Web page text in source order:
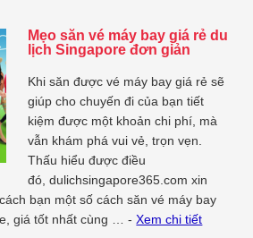
Mẹo săn vé máy bay giá rẻ du
lịch Singapore đơn giản
Khi săn được vé máy bay giá rẻ sẽ
giúp cho chuyến đi của bạn tiết
kiệm được một khoản chi phí, mà
vẫn khám phá vui vẻ, trọn vẹn.
Thấu hiểu được điều
đó, dulichsingapore365.com xin
bạn một số cách săn vé máy bay
giá tốt nhất cùng … -Xem chi tiết